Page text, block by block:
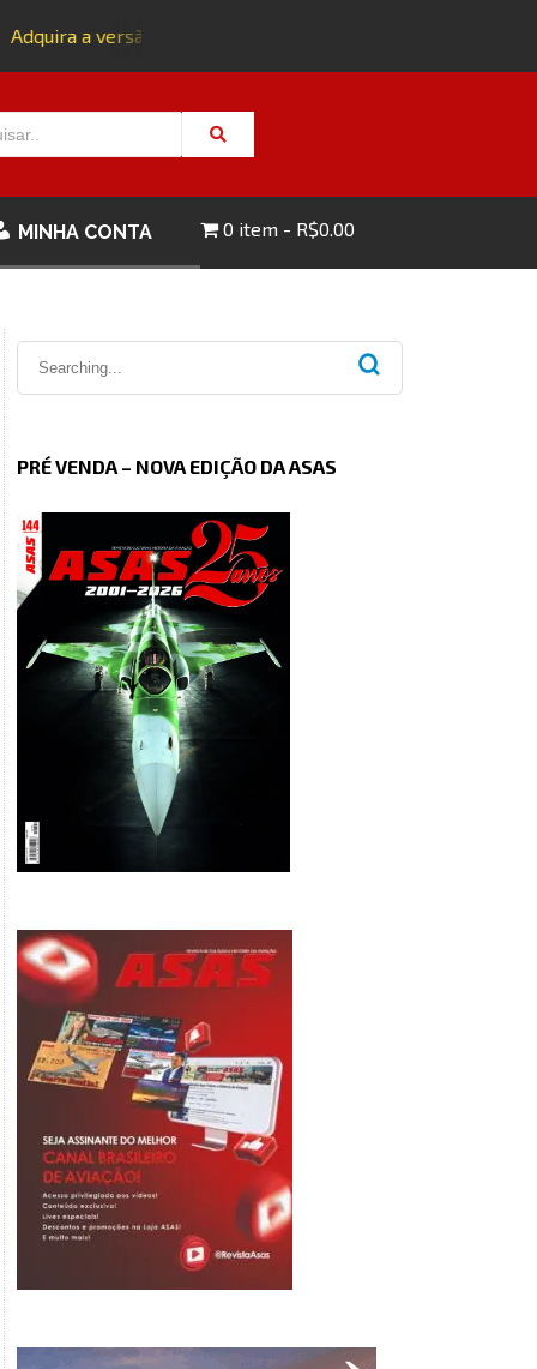
Adquira a versão impressa da edição 143 com FRETE GRÁTIS -
MINHA CONTA 0 item R$0.00
PRÉ VENDA – NOVA EDIÇÃO DA ASAS